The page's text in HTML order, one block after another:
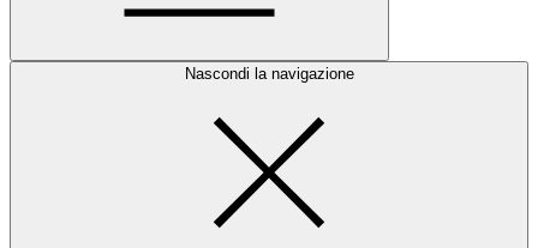
Nascondi la navigazione